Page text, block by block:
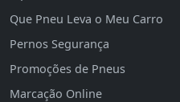
Que Pneu Leva o Meu Carro
Pernos Segurança
Promoções de Pneus
Marcação Online